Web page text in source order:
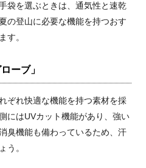
袋を選ぶときは、通気性と速乾
の登山に必要な機能を持つおす
す。
ーブ」
ぞれ快適な機能を持つ素材を採
にはUVカット機能があり、強い
臭機能も備わっているため、汗
う。